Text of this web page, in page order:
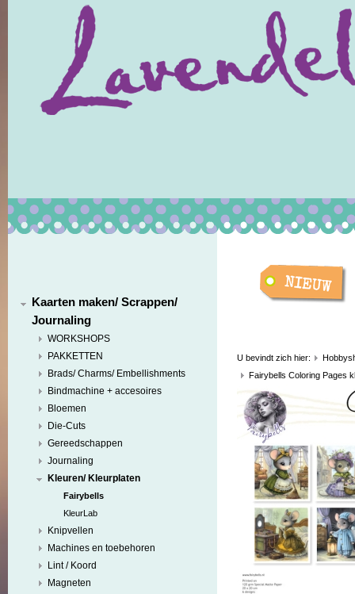
Kaarten maken/ Scrappen/
Journaling
WORKSHOPS
PAKKETTEN
Brads/ Charms/ Embellishments
Bindmachine + accesoires
Bloemen
Die-Cuts
Gereedschappen
Journaling
Kleuren/ Kleurplaten
Fairybells
KleurLab
Knipvellen
Machines en toebehoren
Lint / Koord
Magneten
U bevindt zich hier:
Fairybells Coloring Pages